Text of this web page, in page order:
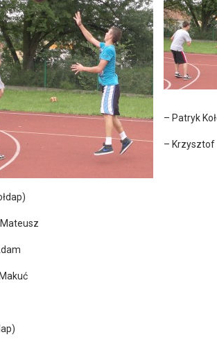
– Patryk
– Krzysztof